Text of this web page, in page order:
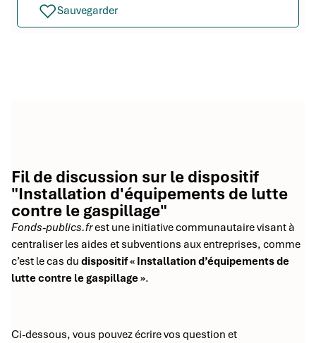
Sauvegarder
Fil de discussion sur le dispositif
"Installation d'équipements de lutte
contre le gaspillage"
Fonds-publics.frest une initiative communautaire visant à
centraliser les aides et subventions aux entreprises, comme
c’est le cas du dispositif « Installation d’équipements de
lutte contre le gaspillage ».
Ci-dessous, vous pouvez écrire vos question et